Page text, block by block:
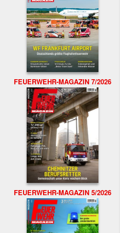
FEUERWEHR-MAGAZIN 7/2026
FEUERWEHR-MAGAZIN 5/2026